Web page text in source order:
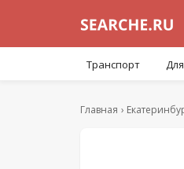
Транспорт
Главная